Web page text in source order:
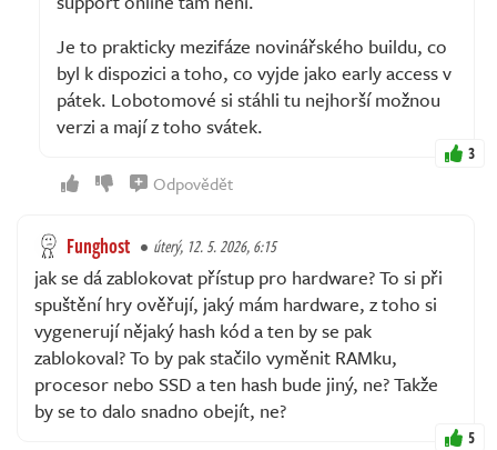
Je to prakticky mezifáze novinářského buildu, co
byl k dispozici a toho, co vyjde jako early access v
pátek. Lobotomové si stáhli tu nejhorší možnou
verzi a mají z toho svátek.
3
Odpovědět
Funghost úterý, 12. 5. 2026, 6:15
jak se dá zablokovat přístup pro hardware? To si při
spuštění hry ověřují, jaký mám hardware, z toho si
vygenerují nějaký hash kód a ten by se pak
zablokoval? To by pak stačilo vyměnit RAMku,
procesor nebo SSD a ten hash bude jiný, ne? Takže
by se to dalo snadno obejít, ne?
5